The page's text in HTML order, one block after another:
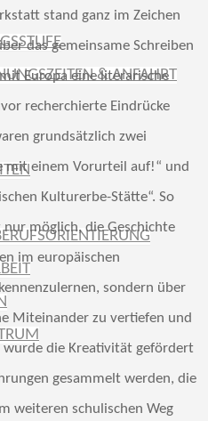
& ANFAHRT
stand ganz im Zeichen
das gemeinsame Schreiben
Europa eine literarische
recherchierte Eindrücke
grundsätzlich zwei
mit einem Vorurteil auf!“ und
Kulturerbe-Stätte“. So
möglich, die Geschichte
im europäischen
sondern über
Miteinander zu vertiefen und
wurde die Kreativität gefördert
gesammelt werden, die
weiteren schulischen Weg